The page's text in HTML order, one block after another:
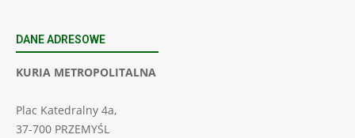
DANE ADRESOWE
KURIA METROPOLITALNA
Plac Katedralny 4a,
37-700 PRZEMYŚL